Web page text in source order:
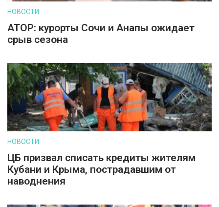
НОВОСТИ
АТОР: курорты Сочи и Анапы ожидает
срыв сезона
НОВОСТИ
ЦБ призвал списать кредиты жителям
Кубани и Крыма, пострадавшим от
наводнения